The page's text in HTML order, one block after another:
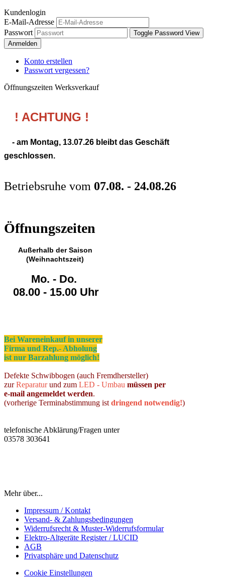
Kundenlogin
E-Mail-Adresse
Passwort
Toggle Password View
Anmelden
Konto erstellen
Passwort vergessen?
Öffnungszeiten Werksverkauf
! ACHTUNG !
- am Montag, 13.07.26 bleibt das Geschäft
geschlossen.
Betriebsruhe vom 07.08. - 24.08.26
Öffnungszeiten
Außerhalb der Saison
(Weihnachtszeit)
Mo. - Do.
08.00 - 15.00 Uhr
Bei Wareneinkauf in unserer
Firma und Rep.- Abholung
ist nur Barzahlung möglich!
Defekte Schwibbogen (auch Fremdhersteller)
zurReparaturund zum LED - Umbau müssen per
e-mail angemeldet werden.
(vorherige Terminabstimmung ist dringend notwendig!)
telefonische Abklärung/Fragen unter
03578 303641
Mehr über...
Impressum / Kontakt
Versand- & Zahlungsbedingungen
Widerrufsrecht & Muster-Widerrufsformular
Elektro-Altgeräte Register / LUCID
AGB
Privatsphäre und Datenschutz
Cookie Einstellungen